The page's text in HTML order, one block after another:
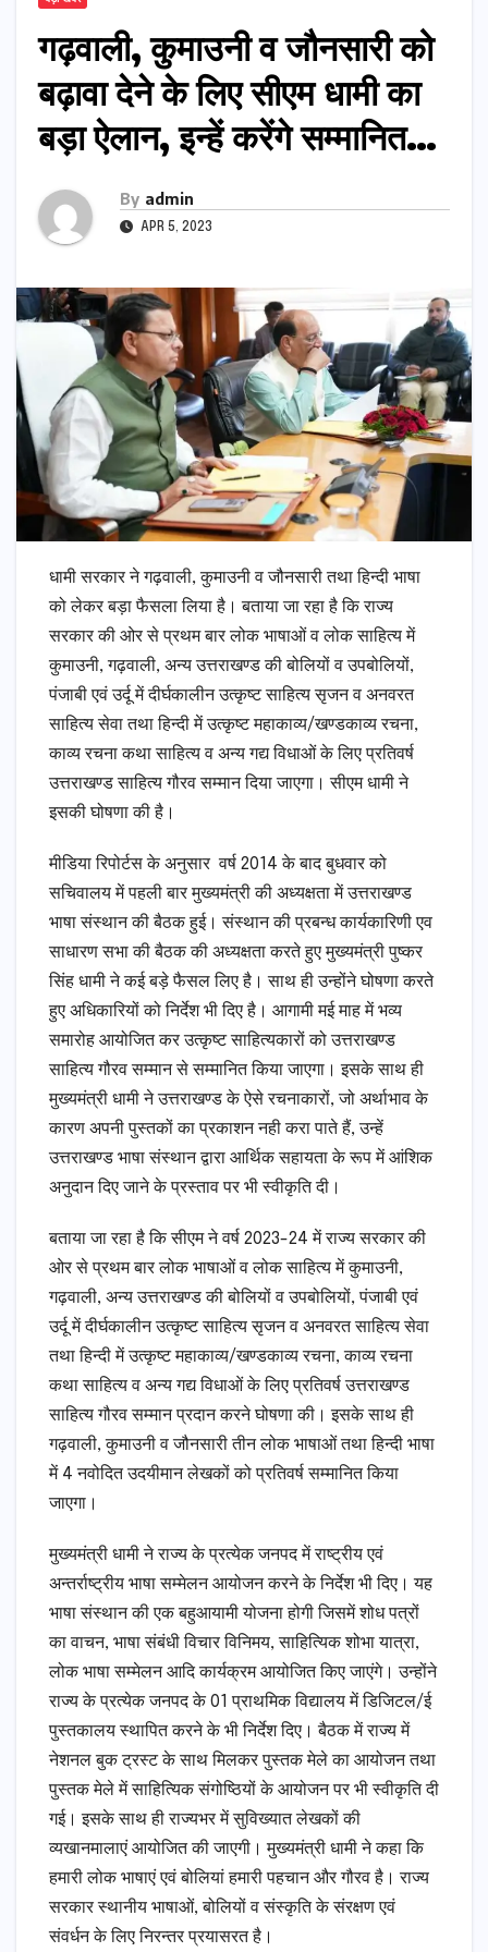
गढ़वाली, कुमाउनी व जौनसारी को
बढ़ावा देने के लिए सीएम धामी का
बड़ा ऐलान, इन्हें करेंगे सम्मानित…
By admin
APR 5, 2023
धामी सरकार ने गढ़वाली, कुमाउनी व जौनसारी तथा हिन्दी भाषा
को लेकर बड़ा फैसला लिया है। बताया जा रहा है कि राज्य
सरकार की ओर से प्रथम बार लोक भाषाओं व लोक साहित्य में
कुमाउनी, गढ़वाली, अन्य उत्तराखण्ड की बोलियों व उपबोलियों,
पंजाबी एवं उर्दू में दीर्घकालीन उत्कृष्ट साहित्य सृजन व अनवरत
साहित्य सेवा तथा हिन्दी में उत्कृष्ट महाकाव्य/खण्डकाव्य रचना,
काव्य रचना कथा साहित्य व अन्य गद्य विधाओं के लिए प्रतिवर्ष
उत्तराखण्ड साहित्य गौरव सम्मान दिया जाएगा। सीएम धामी ने
इसकी घोषणा की है।
मीडिया रिपोर्टस के अनुसार वर्ष 2014 के बाद बुधवार को
सचिवालय में पहली बार मुख्यमंत्री की अध्यक्षता में उत्तराखण्ड
भाषा संस्थान की बैठक हुई। संस्थान की प्रबन्ध कार्यकारिणी एव
साधारण सभा की बैठक की अध्यक्षता करते हुए मुख्यमंत्री पुष्कर
सिंह धामी ने कई बड़े फैसल लिए है। साथ ही उन्होंने घोषणा करते
हुए अधिकारियों को निर्देश भी दिए है। आगामी मई माह में भव्य
समारोह आयोजित कर उत्कृष्ट साहित्यकारों को उत्तराखण्ड
साहित्य गौरव सम्मान से सम्मानित किया जाएगा। इसके साथ ही
मुख्यमंत्री धामी ने उत्तराखण्ड के ऐसे रचनाकारों, जो अर्थाभाव के
कारण अपनी पुस्तकों का प्रकाशन नही करा पाते हैं, उन्हें
उत्तराखण्ड भाषा संस्थान द्वारा आर्थिक सहायता के रूप में आंशिक
अनुदान दिए जाने के प्रस्ताव पर भी स्वीकृति दी।
बताया जा रहा है कि सीएम ने वर्ष 2023-24 में राज्य सरकार की
ओर से प्रथम बार लोक भाषाओं व लोक साहित्य में कुमाउनी,
गढ़वाली, अन्य उत्तराखण्ड की बोलियों व उपबोलियों, पंजाबी एवं
उर्दू में दीर्घकालीन उत्कृष्ट साहित्य सृजन व अनवरत साहित्य सेवा
तथा हिन्दी में उत्कृष्ट महाकाव्य/खण्डकाव्य रचना, काव्य रचना
कथा साहित्य व अन्य गद्य विधाओं के लिए प्रतिवर्ष उत्तराखण्ड
साहित्य गौरव सम्मान प्रदान करने घोषणा की। इसके साथ ही
गढ़वाली, कुमाउनी व जौनसारी तीन लोक भाषाओं तथा हिन्दी भाषा
में 4 नवोदित उदयीमान लेखकों को प्रतिवर्ष सम्मानित किया
जाएगा।
मुख्यमंत्री धामी ने राज्य के प्रत्येक जनपद में राष्ट्रीय एवं
अन्तर्राष्ट्रीय भाषा सम्मेलन आयोजन करने के निर्देश भी दिए। यह
भाषा संस्थान की एक बहुआयामी योजना होगी जिसमें शोध पत्रों
का वाचन, भाषा संबंधी विचार विनिमय, साहित्यिक शोभा यात्रा,
लोक भाषा सम्मेलन आदि कार्यक्रम आयोजित किए जाएंगे। उन्होंने
राज्य के प्रत्येक जनपद के 01 प्राथमिक विद्यालय में डिजिटल/ई
पुस्तकालय स्थापित करने के भी निर्देश दिए। बैठक में राज्य में
नेशनल बुक ट्रस्ट के साथ मिलकर पुस्तक मेले का आयोजन तथा
पुस्तक मेले में साहित्यिक संगोष्ठियों के आयोजन पर भी स्वीकृति दी
गई। इसके साथ ही राज्यभर में सुविख्यात लेखकों की
व्यखानमालाएं आयोजित की जाएगी। मुख्यमंत्री धामी ने कहा कि
हमारी लोक भाषाएं एवं बोलियां हमारी पहचान और गौरव है। राज्य
सरकार स्थानीय भाषाओं, बोलियों व संस्कृति के संरक्षण एवं
संवर्धन के लिए निरन्तर प्रयासरत है।